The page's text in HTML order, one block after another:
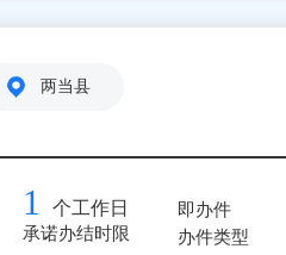
两当县
1 个工作日
承诺办结时限
即办件
办件类型